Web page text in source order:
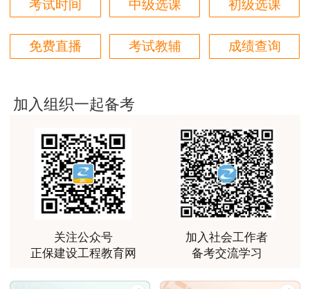
考试时间 中级选课 初级选课
免费直播 考试教辅 成绩查询
加入组织一起备考
关注公众号
正保建设工程教育网
加入社会工作者
备考交流学习